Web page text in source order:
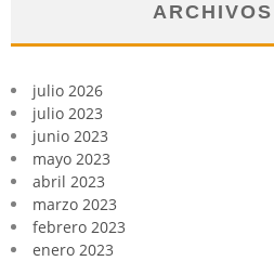
ARCHIVOS
julio 2026
julio 2023
junio 2023
mayo 2023
abril 2023
marzo 2023
febrero 2023
enero 2023